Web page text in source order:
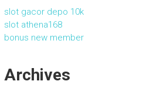
slot gacor depo 10k
slot athena168
bonus new member
Archives